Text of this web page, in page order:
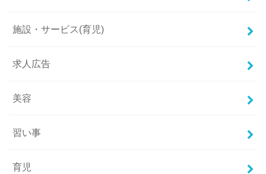
施設・サービス(育児)
求人広告
美容
習い事
育児